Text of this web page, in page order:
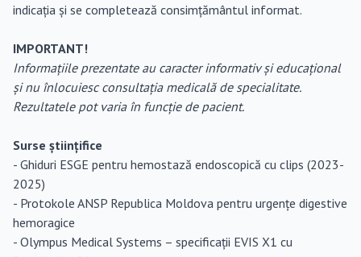
indicația și se completează consimțământul informat.
IMPORTANT!
Informațiile prezentate au caracter informativ și educațional
și nu înlocuiesc consultația medicală de specialitate.
Rezultatele pot varia în funcție de pacient.
Surse științifice
- Ghiduri ESGE pentru hemostază endoscopică cu clips (2023-
2025)
- Protokole ANSP Republica Moldova pentru urgențe digestive
hemoragice
- Olympus Medical Systems – specificații EVIS X1 cu